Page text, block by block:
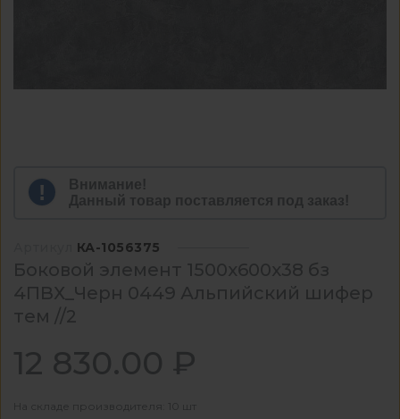
Внимание!
Данный товар поставляется под заказ!
КА-1056375
Боковой элемент 1500x600x38 бз
4ПВХ_Черн 0449 Альпийский шифер
тем //2
12 830.00 ₽
На складе производителя: 10 шт